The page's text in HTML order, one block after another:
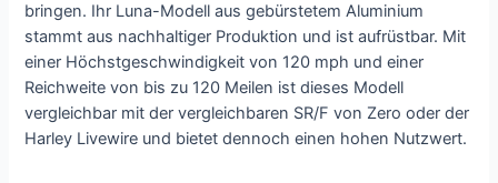
bringen. Ihr Luna-Modell aus gebürstetem Aluminium
stammt aus nachhaltiger Produktion und ist aufrüstbar. Mit
einer Höchstgeschwindigkeit von 120 mph und einer
Reichweite von bis zu 120 Meilen ist dieses Modell
vergleichbar mit der vergleichbaren SR/F von Zero oder der
Harley Livewire und bietet dennoch einen hohen Nutzwert.